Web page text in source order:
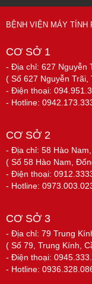
BỆNH VIỆN MÁY TÍNH
CƠ SỞ 1
- Địa chỉ: 627 Nguyễn
( Số 627 Nguyễn Trãi,
- Điện thoại:
- Hotline:
CƠ SỞ 2
- Địa chỉ: 58 Hào
( Số 58 Hào Nam,
- Điện thoại:
- Hotline:
CƠ SỞ 3
- Địa chỉ: 79 Trung
( Số 79, Trung Kính,
- Điện thoại:
- Hotline: